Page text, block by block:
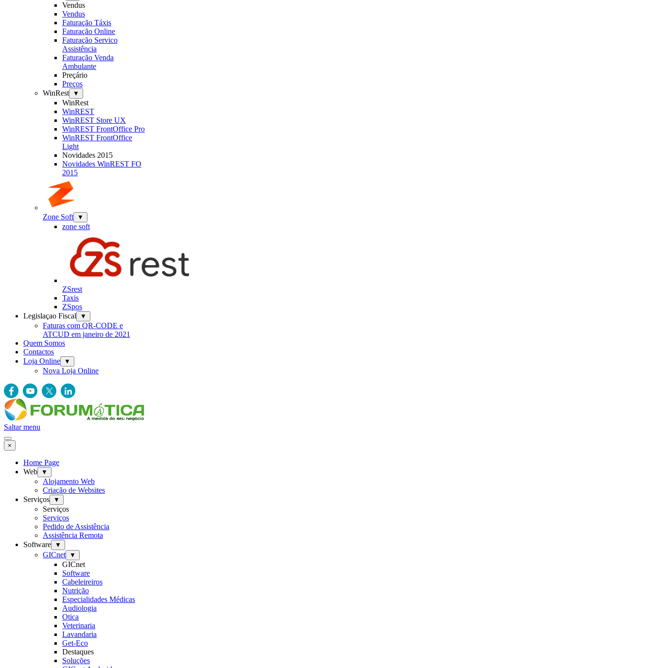
Vendus
Vendus
Faturação Táxis
Faturação Online
Faturação Servico
Assistência
Faturação Venda
Ambulante
Preçário
Preços
WinRest
▼
WinRest
WinREST
WinREST Store UX
WinREST FrontOffice Pro
WinREST FrontOffice
Light
Novidades 2015
Novidades WinREST FO
2015
Zone Soft ▼
zone soft
ZSrest
Taxis
ZSpos
Legislaçao Fiscal
▼
Faturas com QR-CODE e
ATCUD em janeiro de 2021
Quem Somos
Contactos
Loja Online
▼
Nova Loja Online
Saltar menu
×
Home Page
Web
▼
Alojamento Web
Criação de Websites
Serviços
▼
Serviços
Serviços
Pedido de Assistência
Assistência Remota
Software
▼
GICnet ▼
GICnet
Software
Cabeleireiros
Nutrição
Especialidades Médicas
Audiologia
Otica
Veterinaria
Lavandaria
Get-Eco
Destaques
Soluções